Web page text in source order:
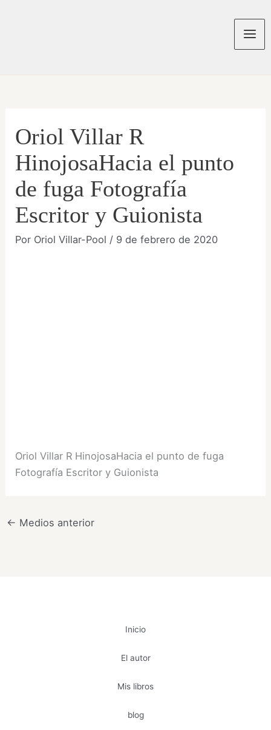
Oriol Villar R
HinojosaHacia el punto
de fuga Fotografía
Escritor y Guionista
Por Oriol Villar-Pool / 9 de febrero de 2020
Oriol Villar R HinojosaHacia el punto de fuga
Fotografía Escritor y Guionista
← Medios anterior
Inicio
El autor
Mis libros
blog